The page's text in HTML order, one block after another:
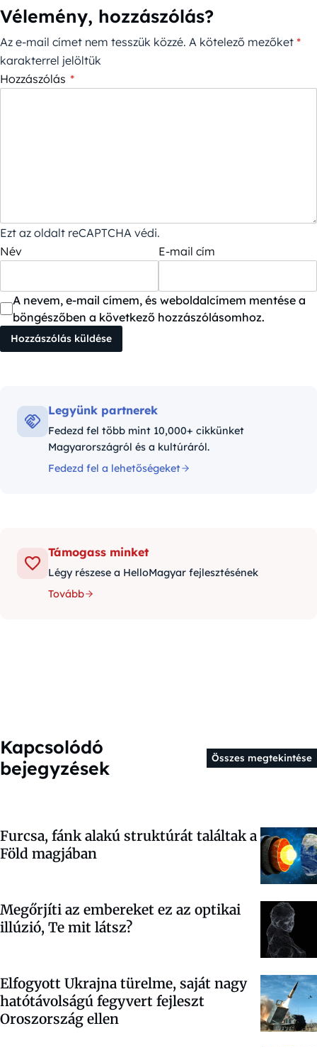
Vélemény, hozzászólás?
Az e-mail címet nem tesszük közzé. A kötelező mezőket *
karakterrel jelöltük
Hozzászólás *
Ezt az oldalt reCAPTCHA védi.
Név
E-mail cím
A nevem, e-mail címem, és weboldalcímem mentése a
böngészőben a következő hozzászólásomhoz.
Legyünk partnerek
Fedezd fel több mint 10,000+ cikkünket
Magyarországról és a kultúráról.
Fedezd fel a lehetőségeket
Támogass minket
Légy részese a HelloMagyar fejlesztésének
Tovább
Kapcsolódó
bejegyzések
Összes megtekintése
Furcsa, fánk alakú struktúrát találtak a
Föld magjában
Megőrjíti az embereket ez az optikai
illúzió, Te mit látsz?
Elfogyott Ukrajna türelme, saját nagy
hatótávolságú fegyvert fejleszt
Oroszország ellen